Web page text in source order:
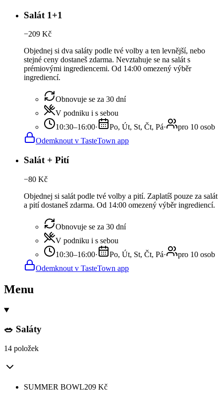
Salát 1+1
−209 Kč
Objednej si dva saláty podle tvé volby a ten levnější, nebo
stejné ceny dostaneš zdarma. Nevztahuje se na salát s
prémiovými ingrediencemi. Od 14:00 omezený výběr
ingrediencí.
Obnovuje se za 30 dní
V podniku i s sebou
10:30–16:00· Po, Út, St, Čt, Pá·
pro 10 osob
Odemknout v TasteTown app
Salát + Pití
−80 Kč
Objednej si salát podle tvé volby a pití. Zaplatíš pouze za salát
a pití dostaneš zdarma. Od 14:00 omezený výběr ingrediencí.
Obnovuje se za 30 dní
V podniku i s sebou
10:30–16:00· Po, Út, St, Čt, Pá·
pro 10 osob
Odemknout v TasteTown app
Menu
🥗 Saláty
14 položek
SUMMER BOWL209 Kč